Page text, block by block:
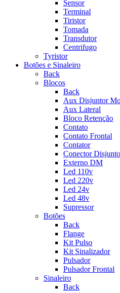
Sensor
Terminal
Tiristor
Tomada
Transdutor
Centrifugo
Tyristor
Botões e Sinaleiro
Back
Blocos
Back
Aux Disjuntor
Aux Lateral
Bloco Retenção
Contato
Contato Frontal
Contator
Conector
Externo DM
Led 110v
Led 220v
Led 24v
Led 48v
Supressor
Botões
Back
Flange
Kit Pulso
Kit Sinalizador
Pulsador
Pulsador Frontal
Sinaleiro
Back